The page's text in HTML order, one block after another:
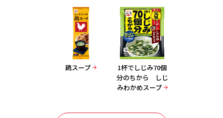
鶏スープ
1杯でしじみ70個
分のちから しじ
みわかめスープ